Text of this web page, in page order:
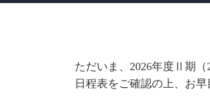
ただいま、2026年度Ⅱ期（
日程表をご確認の上、お早